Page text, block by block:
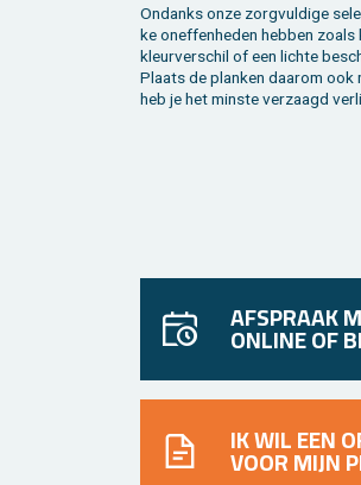
On­danks onze zorg­vul­di­ge
ke on­ef­fen­he­den heb­ben zoals
kleur­ver­schil of een lich­te
Plaats de plan­ken daar­om ook
heb je het min­ste ver­zaagd
AFSPRAAK
ONLINE OF
IK WIL EEN
VOOR MIJN